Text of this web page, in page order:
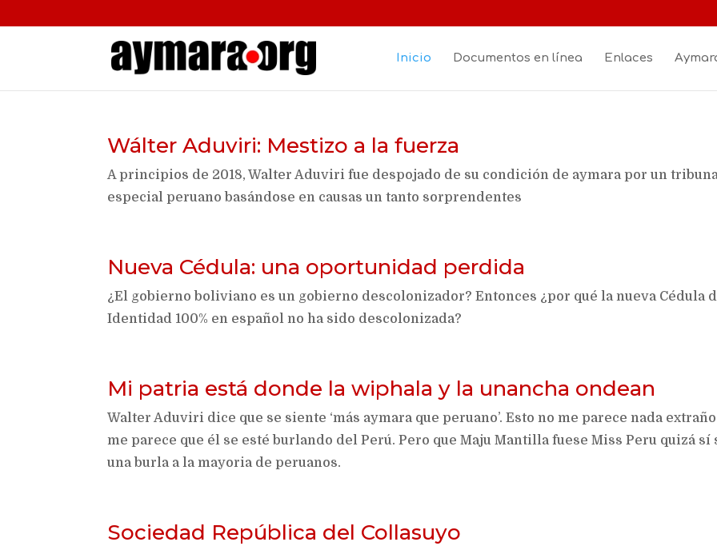
Inicio Documentos en línea Enlaces
Wálter Aduviri: Mestizo a la fuerza
A principios de 2018, Walter Aduviri fue despojado de su condición de aymara por un
especial peruano basándose en causas un tanto sorprendentes
Nueva Cédula: una oportunidad perdida
¿El gobierno boliviano es un gobierno descolonizador? Entonces ¿por qué la nueva Cédula
Identidad 100% en español no ha sido descolonizada?
Mi patria está donde la wiphala y la unancha ondean
Walter Aduviri dice que se siente ‘más aymara que peruano’. Esto no me parece nada
me parece que él se esté burlando del Perú. Pero que Maju Mantilla fuese Miss Peru quizá sí
una burla a la mayoria de peruanos.
Sociedad República del Collasuyo